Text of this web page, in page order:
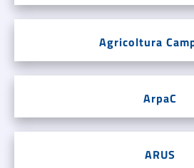
Agricoltura
ArpaC
ARUS